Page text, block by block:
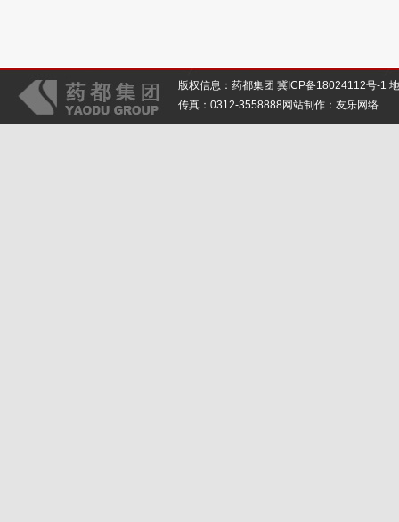
版权信息：药都集团 冀ICP备18024112号-1
传真：0312-3558888网站制作： 友乐网络